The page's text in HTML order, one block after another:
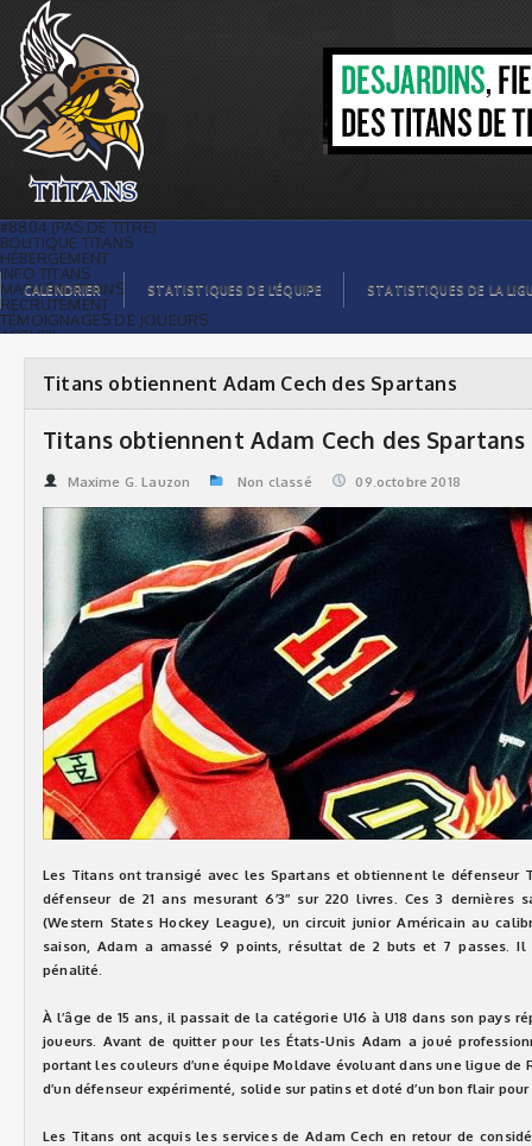
Titans obtiennent Adam Cech des
Spartans | Titans de témiscaming
#8804 (PAS DE TITRE)
BOUTIQUE TITANS
HÉBERGEMENT
INFO TITANS
MAGASIN TITANS
RECRUTEMENT
TÉMOIGNAGES DE JOUEURS
ACCUEIL
GALERIE PHOTOS
STATISTIQUES
ORGANISATION
CALENDRIER
COMMANDITAIRES
STATISTIQUES DE LA LIGUE
CALENDRIER STATISTIQUES DE L’ÉQUIPE STATISTIQUES DE LA
Titans obtiennent Adam Cech des Spartans
Titans obtiennent Adam Cech des Spartans
Maxime G. Lauzon Non classé 09.octobre 2018
Les Titans ont transigé avec les Spartans et obtiennent le défenseur
défenseur de 21 ans mesurant 6’3’’ sur 220 livres. Ces 3
(Western States Hockey League), un circuit junior Américain au
saison, Adam a amassé 9 points, résultat de 2 buts et 7 passes.
pénalité.
À l’âge de 15 ans, il passait de la catégorie U16 à U18 dans son pays
joueurs. Avant de quitter pour les États-Unis Adam a joué
portant les couleurs d’une équipe Moldave évoluant dans une ligue de
d’un défenseur expérimenté, solide sur patins et doté d’un bon flair pour
Les Titans ont acquis les services de Adam Cech en retour de